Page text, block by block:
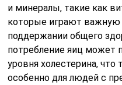
и минералы, такие как
которые играют
поддержании общего
потребление яиц
уровня холестерина,
особенно для людей с